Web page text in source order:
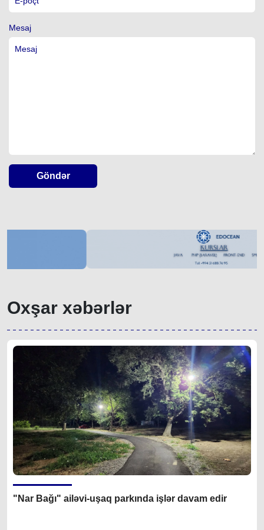
Mesaj
Göndər
Oxşar xəbərlər
"Nar Bağı" ailəvi-uşaq parkında işlər davam edir